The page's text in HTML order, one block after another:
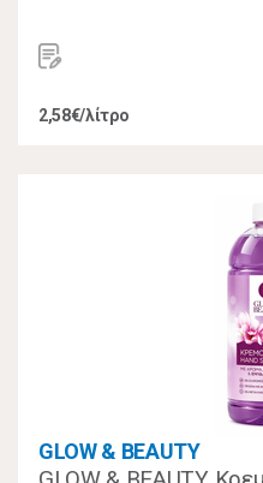
2,58€/λίτρο
GLOW & BEAUTY